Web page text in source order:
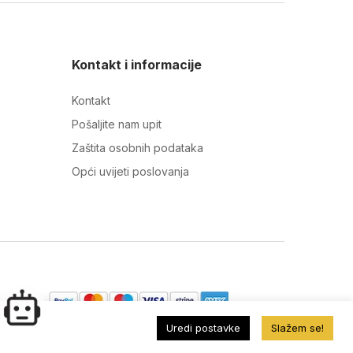
Kontakt i informacije
Kontakt
Pošaljite nam upit
Zaštita osobnih podataka
Opći uvijeti poslovanja
Uredi postavke Slažem se!